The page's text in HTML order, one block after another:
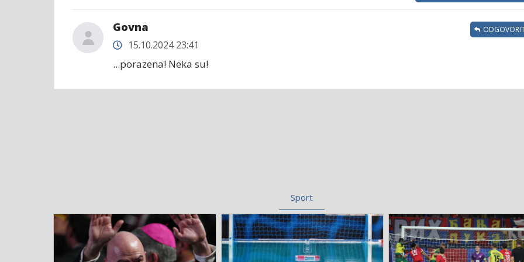
Govna
15.10.2024 23:41
...porazena! Neka su!
Sport